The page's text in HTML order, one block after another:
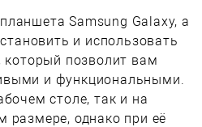
Samsung Galaxy, а
и использовать
который позволит вам
и функциональными.
столе, так и на
размере, однако при её